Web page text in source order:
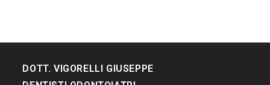
DOTT. VIGORELLI GIUSEPPE